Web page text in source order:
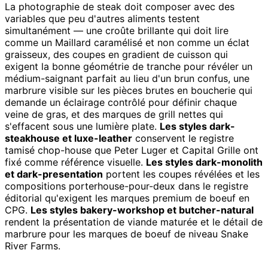
La photographie de steak doit composer avec des
variables que peu d'autres aliments testent
simultanément — une croûte brillante qui doit lire
comme un Maillard caramélisé et non comme un éclat
graisseux, des coupes en gradient de cuisson qui
exigent la bonne géométrie de tranche pour révéler un
médium-saignant parfait au lieu d'un brun confus, une
marbrure visible sur les pièces brutes en boucherie qui
demande un éclairage contrôlé pour définir chaque
veine de gras, et des marques de grill nettes qui
s'effacent sous une lumière plate. Les styles dark-
steakhouse et luxe-leather conservent le registre
tamisé chop-house que Peter Luger et Capital Grille ont
fixé comme référence visuelle. Les styles dark-monolith
et dark-presentation portent les coupes révélées et les
compositions porterhouse-pour-deux dans le registre
éditorial qu'exigent les marques premium de boeuf en
CPG. Les styles bakery-workshop et butcher-natural
rendent la présentation de viande maturée et le détail de
marbrure pour les marques de boeuf de niveau Snake
River Farms.